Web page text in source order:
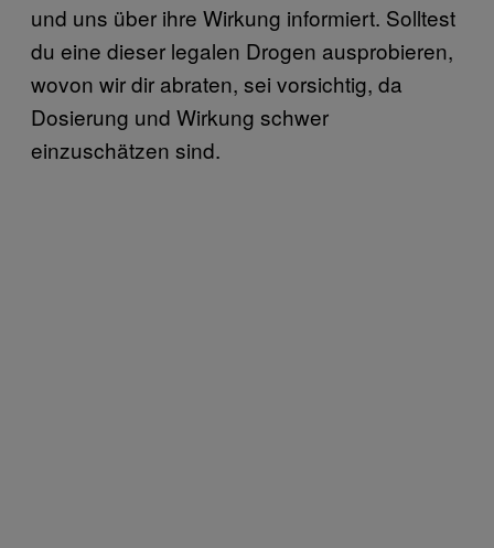
und uns über ihre Wirkung informiert. Solltest
du eine dieser legalen Drogen ausprobieren,
wovon wir dir abraten, sei vorsichtig, da
Dosierung und Wirkung schwer
einzuschätzen sind.